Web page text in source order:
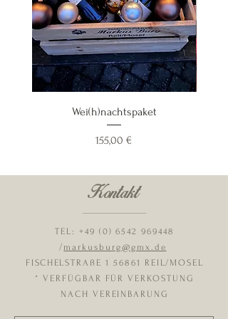
Wei(h)nachtspaket
Preis
155,00 €
Kontakt
TEL: +49 (0) 6542 969448
/ markusburg@gmx.de
FISCHELSTRAßE 1 56861 REIL/MOSEL
* VERFÜGBAR FÜR VERKOSTUNG
NACH VEREINBARUNG